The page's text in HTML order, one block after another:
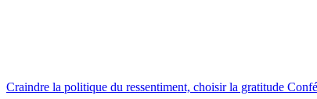
Craindre la politique du ressentiment, choisir la gratitude